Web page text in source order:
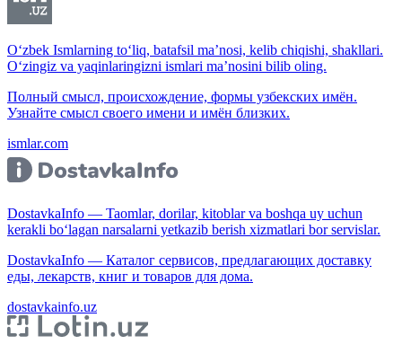
O‘zbek Ismlarning to‘liq, batafsil ma’nosi, kelib chiqishi, shakllari.
O‘zingiz va yaqinlaringizni ismlari ma’nosini bilib oling.
Полный смысл, происхождение, формы узбекских имён.
Узнайте смысл своего имени и имён близких.
ismlar.com
DostavkaInfo — Taomlar, dorilar, kitoblar va boshqa uy uchun
kerakli bo‘lagan narsalarni yetkazib berish xizmatlari bor servislar.
DostavkaInfo — Каталог сервисов, предлагающих доставку
еды, лекарств, книг и товаров для дома.
dostavkainfo.uz